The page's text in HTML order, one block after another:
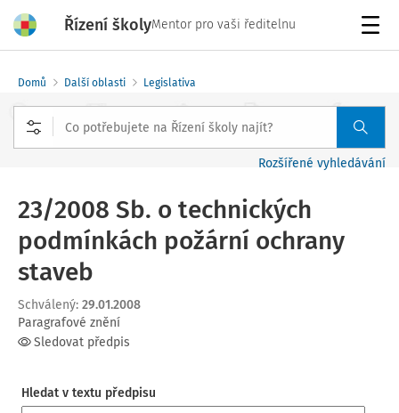
Řízení školyMentor pro vaši ředitelnu
Domů Další oblasti Legislativa
Rozšířené vyhledávání
23/2008 Sb. o technických
podmínkách požární ochrany
staveb
Schválený: 29.01.2008
Paragrafové znění
Sledovat předpis
Hledat v textu předpisu